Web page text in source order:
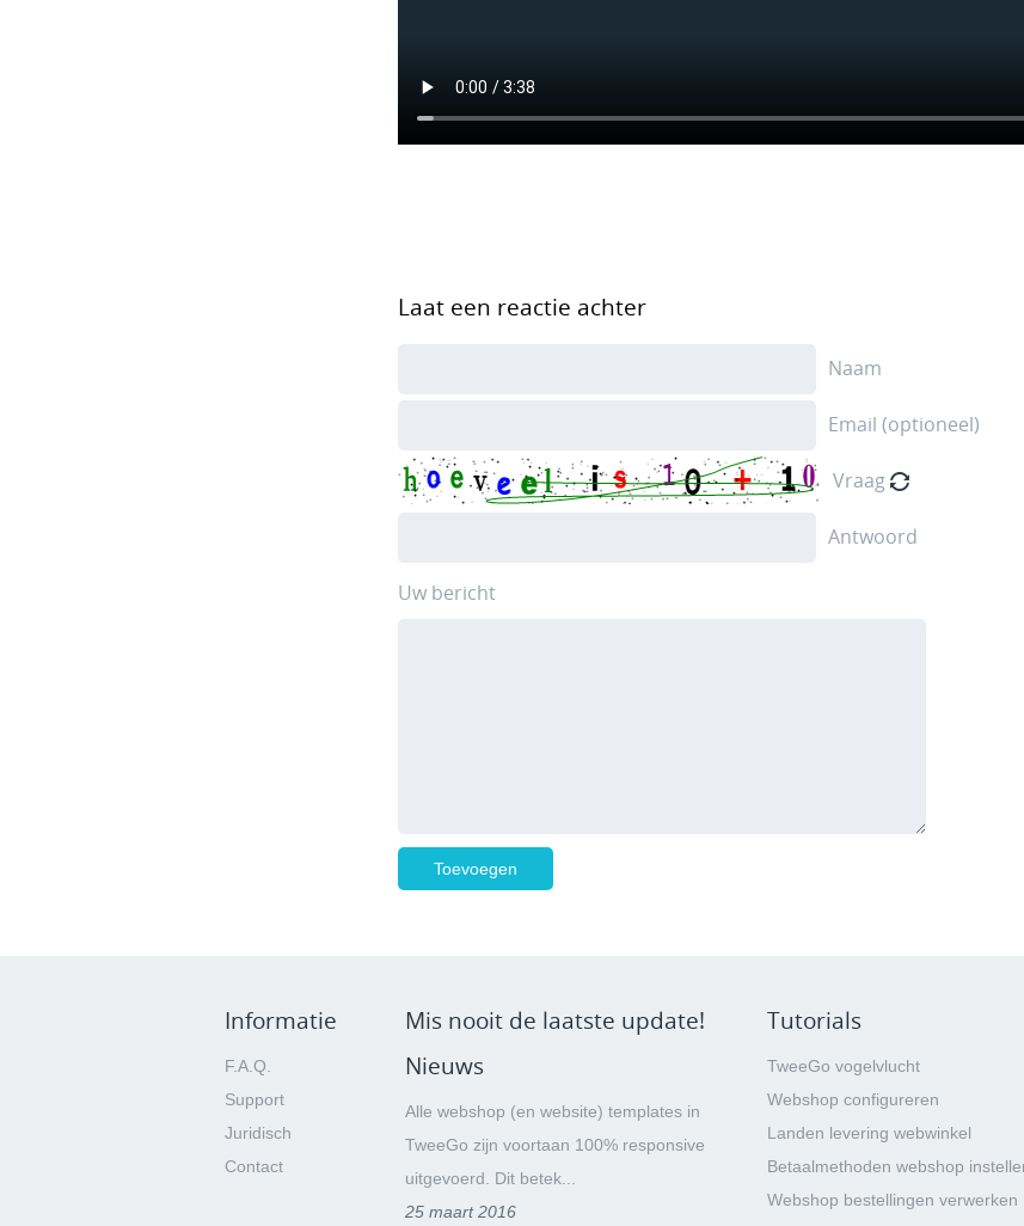
Laat een reactie achter
Naam
Email (optioneel)
Vraag
Antwoord
Uw bericht
Informatie
F.A.Q.
Support
Juridisch
Contact
Mis nooit de laatste update!
Nieuws
Alle webshop (en website) templates in
TweeGo zijn voortaan 100% responsive
uitgevoerd. Dit betek...
25 maart 2016
Tutorials
TweeGo vogelvlucht
Webshop configureren
Landen levering webwinkel
Betaalmethoden webshop
Webshop bestellingen verwerken